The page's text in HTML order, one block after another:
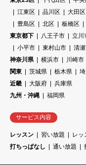
江東区
品川区 大田区
豊島区
北区 板橋区
東京都下
八王子市 立川
小平市
東村山市 清
神奈川県
横浜市 川崎市
関東
茨城県 栃木県
近畿
大阪府
兵庫県
九州・沖縄
福岡県
サービス内容
レッスン 習い放題 レッ
打ちっぱなし
通い放題